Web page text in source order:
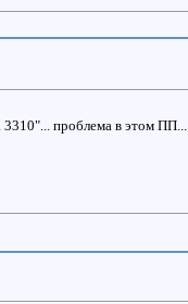
проблема в этом ПП...